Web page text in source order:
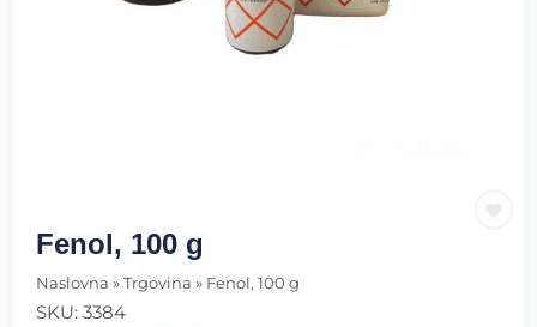
Fenol, 100 g
Naslovna » Trgovina » Fenol, 100 g
SKU: 3384